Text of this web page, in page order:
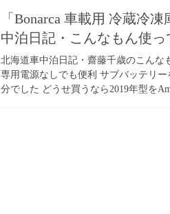
「Bonarca 車載用 冷蔵冷
中泊日記・こんなもん使っ
北海道車中泊日記・齋藤千歳のこんな
専用電源なしでも便利 サブバッテリ
分でした どうせ買うなら2019年型を